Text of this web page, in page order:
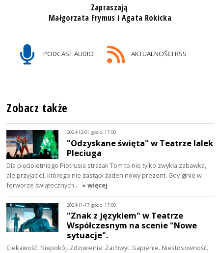
Zapraszają
Małgorzata Frymus i Agata Rokicka
PODCAST AUDIO AKTUALNOŚCI RSS
Zobacz także
2024-12-01, godz. 17:00
"Odzyskane święta" w Teatrze lalek
Pleciuga
Dla pięcioletniego Piotrusia strażak Tom to nie tylko zwykła zabawka,
ale przyjaciel, którego nie zastąpi żaden nowy prezent. Gdy ginie w
ferworze świątecznych… » więcej
2024-11-17, godz. 17:00
"Znak z językiem" w Teatrze
Współczesnym na scenie "Nowe
sytuacje".
Ciekawość. Niepokój. Zdziwienie. Zachwyt. Gapienie. Niestosowność.